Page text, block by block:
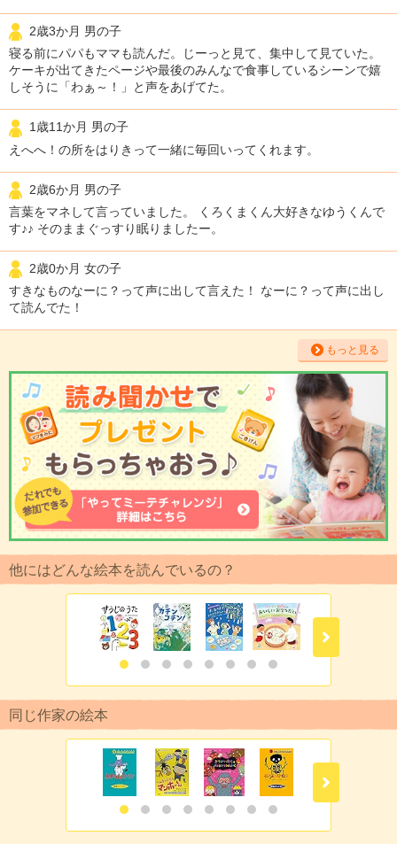
2歳3か月 男の子
寝る前にパパもママも読んだ。じーっと見て、集中して見ていた。
ケーキが出てきたページや最後のみんなで食事しているシーンで嬉
しそうに「わぁ～！」と声をあげてた。
1歳11か月 男の子
えへへ！の所をはりきって一緒に毎回いってくれます。
2歳6か月 男の子
言葉をマネして言っていました。 くろくまくん大好きなゆうくんで
す♪♪ そのままぐっすり眠りましたー。
2歳0か月 女の子
すきなものなーに？って声に出して言えた！ なーに？って声に出し
て読んでた！
もっと見る
他にはどんな絵本を読んでいるの？
同じ作家の絵本